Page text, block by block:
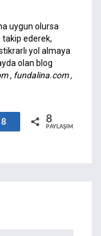
uygun olursa
takip ederek,
yol almaya
olan blog
, fundalina.com ,
8 8
PAYLAŞIMLAR